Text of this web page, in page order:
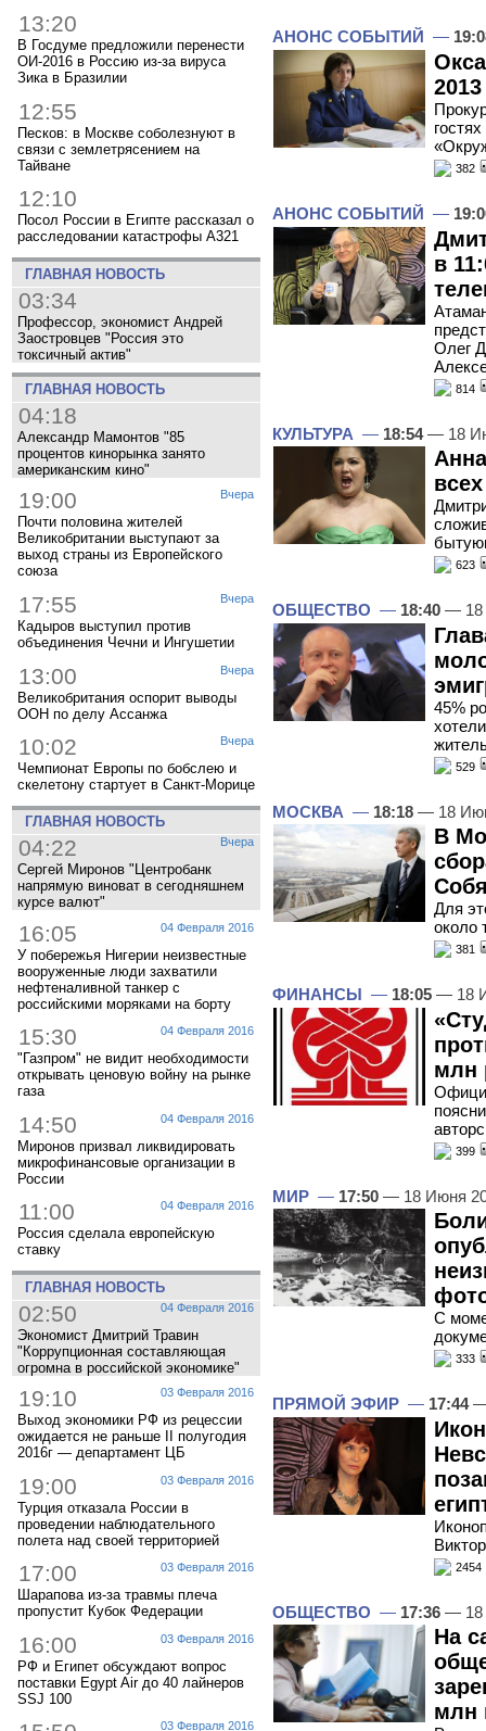
13:20
В Госдуме предложили перенести
ОИ-2016 в Россию из-за вируса
Зика в Бразилии
12:55
Песков: в Москве соболезнуют в
связи с землетрясением на
Тайване
12:10
Посол России в Египте рассказал о
расследовании катастрофы A321
ГЛАВНАЯ НОВОСТЬ
03:34
Профессор, экономист Андрей
Заостровцев "Россия это
токсичный актив"
ГЛАВНАЯ НОВОСТЬ
04:18
Александр Мамонтов "85
процентов кинорынка занято
американским кино"
Вчера
19:00
Почти половина жителей
Великобритании выступают за
выход страны из Европейского
союза
Вчера
17:55
Кадыров выступил против
объединения Чечни и Ингушетии
Вчера
13:00
Великобритания оспорит выводы
ООН по делу Ассанжа
Вчера
10:02
Чемпионат Европы по бобслею и
скелетону стартует в Санкт-Морице
ГЛАВНАЯ НОВОСТЬ
Вчера
04:22
Сергей Миронов "Центробанк
напрямую виноват в сегодняшнем
курсе валют"
04 Февраля 2016
16:05
У побережья Нигерии неизвестные
вооруженные люди захватили
нефтеналивной танкер с
российскими моряками на борту
04 Февраля 2016
15:30
"Газпром" не видит необходимости
открывать ценовую войну на рынке
газа
04 Февраля 2016
14:50
Миронов призвал ликвидировать
микрофинансовые организации в
России
04 Февраля 2016
11:00
Россия сделала европейскую
ставку
ГЛАВНАЯ НОВОСТЬ
04 Февраля 2016
02:50
Экономист Дмитрий Травин
"Коррупционная составляющая
огромна в российской экономике"
03 Февраля 2016
19:10
Выход экономики РФ из рецессии
ожидается не раньше II полугодия
2016г — департамент ЦБ
03 Февраля 2016
19:00
Турция отказала России в
проведении наблюдательного
полета над своей территорией
03 Февраля 2016
17:00
Шарапова из-за травмы плеча
пропустит Кубок Федерации
03 Февраля 2016
16:00
РФ и Египет обсуждают вопрос
поставки Egypt Air до 40 лайнеров
SSJ 100
03 Февраля 2016
АНОНС СОБЫТИЙ —
382
АНОНС СОБЫТИЙ —
в
Олег
814
КУЛЬТУРА — 18:54— 18
623
ОБЩЕСТВО — 18:40 — 18
45%
529
МОСКВА — 18:18 — 18
В
Для
около
381
ФИНАНСЫ — 18:05 — 18
млн
399
МИР — 17:50 — 18 Июня
С
333
ПРЯМОЙ ЭФИР — 17:44—
2454
ОБЩЕСТВО — 17:36 — 18
На
млн